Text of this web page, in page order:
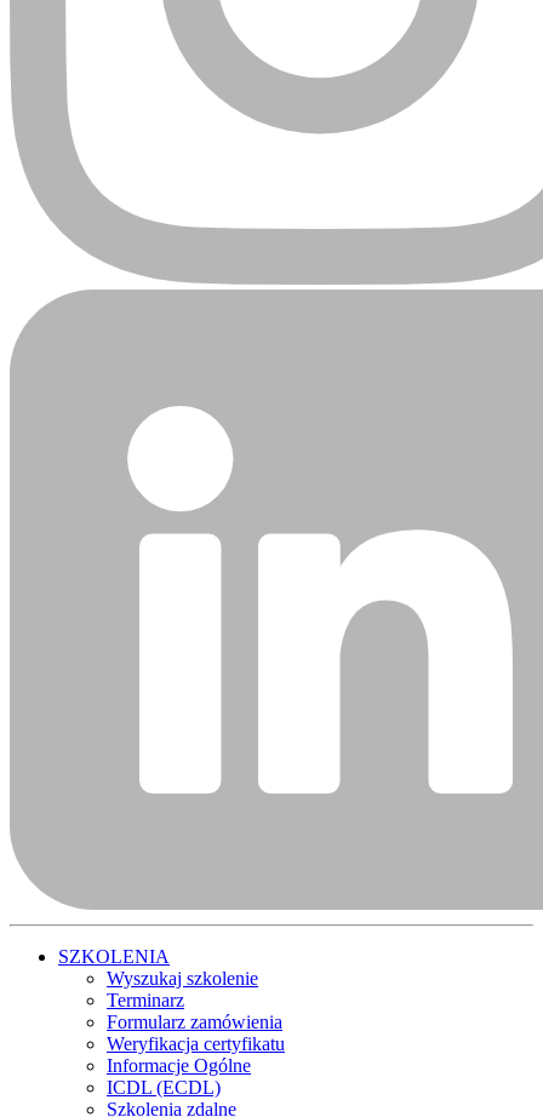
SZKOLENIA
Wyszukaj szkolenie
Terminarz
Formularz zamówienia
Weryfikacja certyfikatu
Informacje Ogólne
ICDL (ECDL)
Szkolenia zdalne